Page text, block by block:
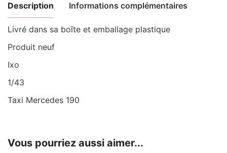
Description Informations complémentaires
Livré dans sa boîte et emballage plastique
Produit neuf
Ixo
1/43
Taxi Mercedes 190
Poids
Vous pourriez aussi aimer...